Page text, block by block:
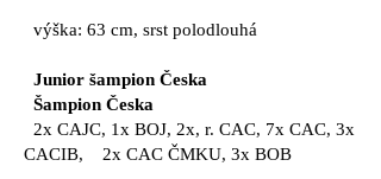
výška: 63 cm, srst polodlouhá
Junior šampion Česka
Šampion Česka
2x CAJC, 1x BOJ, 2x, r. CAC, 7x CAC, 3x
CACIB, 2x CAC ČMKU, 3x BOB